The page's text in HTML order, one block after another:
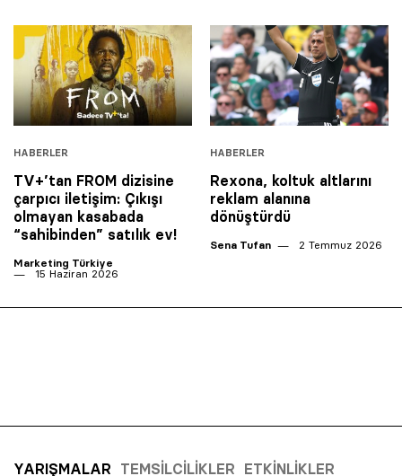
HABERLER
TV+’tan FROM dizisine
çarpıcı iletişim: Çıkışı
olmayan kasabada
“sahibinden” satılık ev!
Marketing Türkiye
15 Haziran 2026
HABERLER
Rexona, koltuk altlarını
reklam alanına
dönüştürdü
Sena Tufan 2 Temmuz 2026
YARIŞMALAR TEMSILCILIKLER ETKINLIKLER